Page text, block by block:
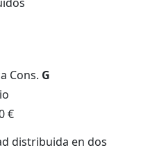
Cons. G
€
distribuida en dos